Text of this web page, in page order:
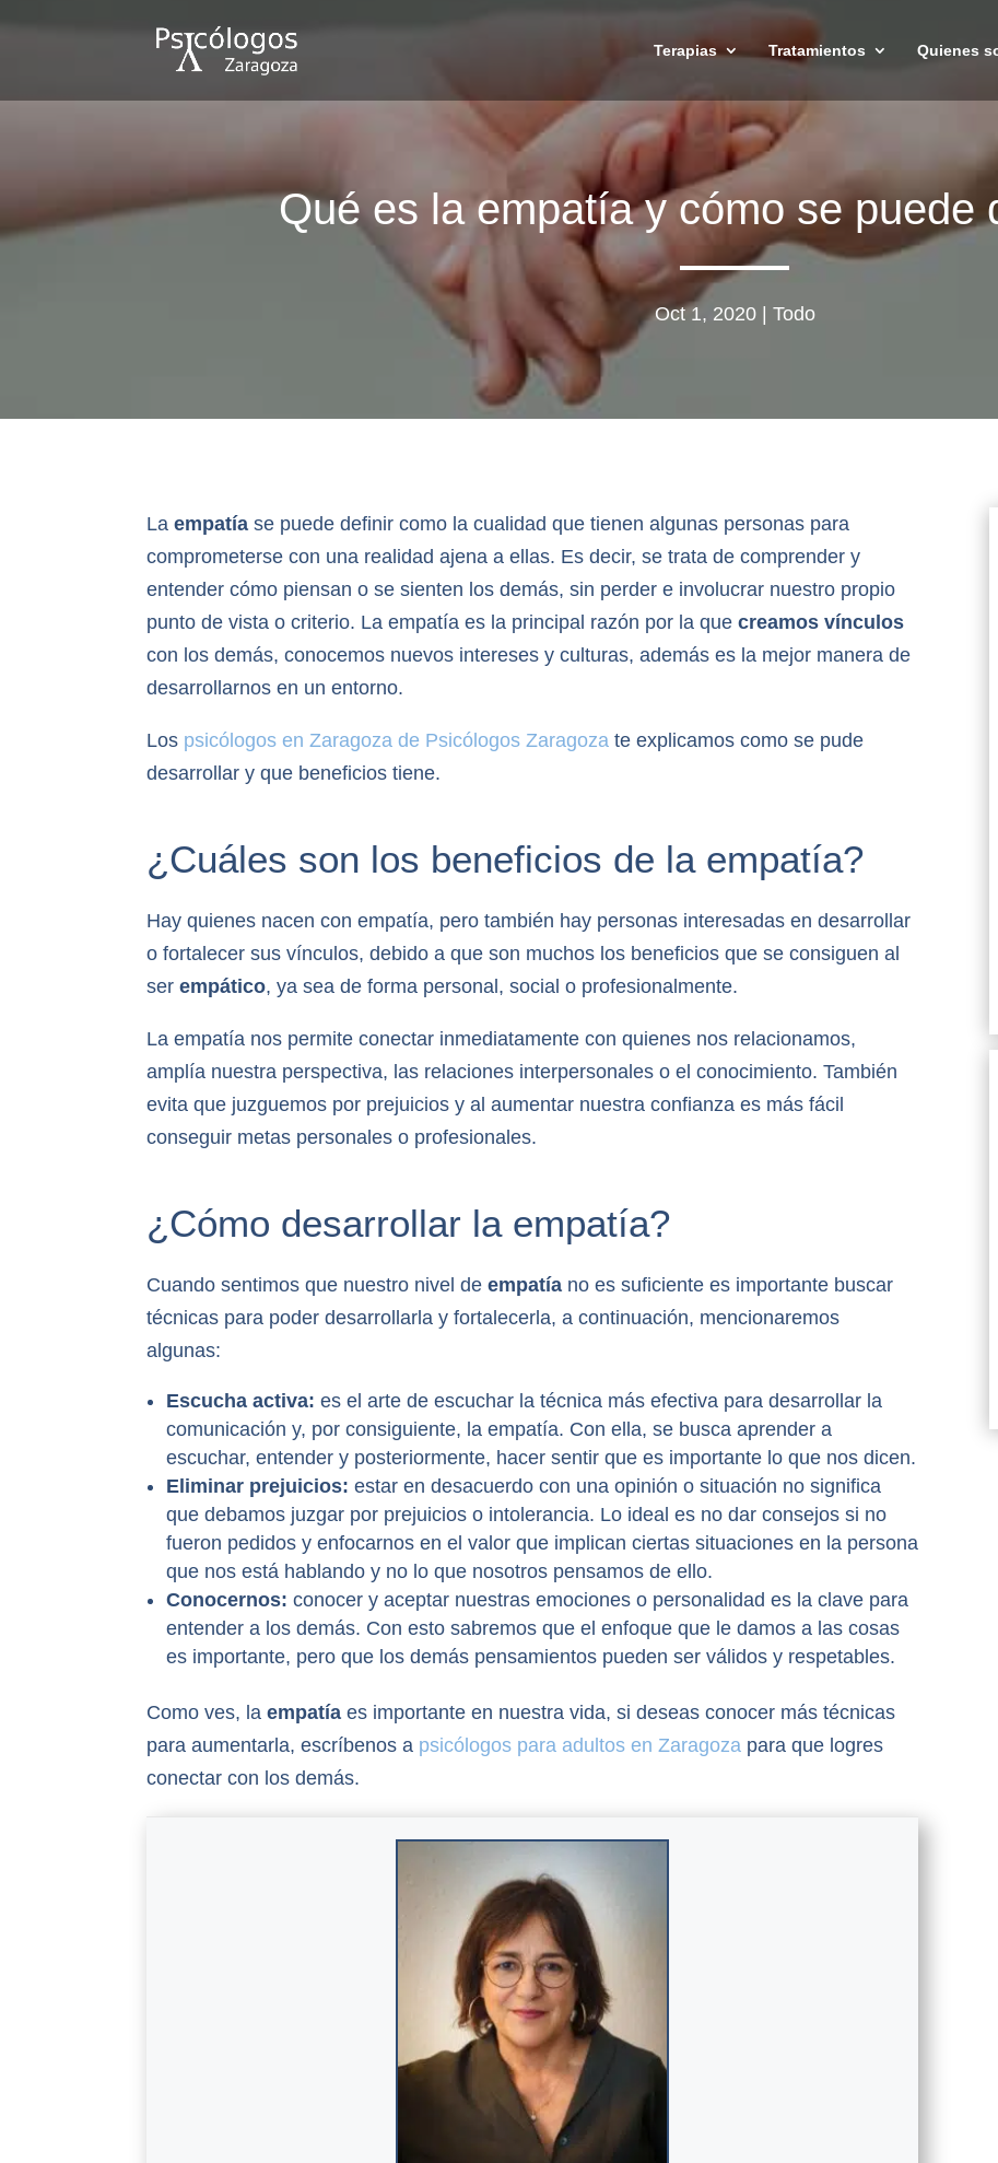
Terapias Tratamientos Quienes
Qué es la empatía y cómo se puede
Oct 1, 2020| Todo
Laempatíase puede definir como la cualidad que tienen algunas personas para
comprometerse con una realidad ajena a ellas. Es decir, se trata de comprender y
entender cómo piensan o se sienten los demás, sin perder e involucrar nuestro propio
punto de vista o criterio. La empatía es la principal razón por la que creamos vínculos
con los demás, conocemos nuevos intereses y culturas, además es la mejor manera de
desarrollarnos en un entorno.
Los psicólogos en Zaragoza de Psicólogos Zaragoza te explicamos como se pude
desarrollar y que beneficios tiene.
¿Cuáles son los beneficios de la empatía?
Hay quienes nacen con empatía, pero también hay personas interesadas en desarrollar
o fortalecer sus vínculos, debido a que son muchos los beneficios que se consiguen al
serempático, ya sea de forma personal, social o profesionalmente.
La empatía nos permite conectar inmediatamente con quienes nos relacionamos,
amplía nuestra perspectiva, las relaciones interpersonales o el conocimiento. También
evita que juzguemos por prejuicios y al aumentar nuestra confianza es más fácil
conseguir metas personales o profesionales.
¿Cómo desarrollar la empatía?
Cuando sentimos que nuestro nivel deempatía no es suficiente es importante buscar
técnicas para poder desarrollarla y fortalecerla, a continuación, mencionaremos
algunas:
Escucha activa:es el arte de escuchar la técnica más efectiva para desarrollar la
comunicación y, por consiguiente, la empatía. Con ella, se busca aprender a
escuchar, entender y posteriormente, hacer sentir que es importante lo que nos dicen.
Eliminar prejuicios: estar en desacuerdo con una opinión o situación no significa
que debamos juzgar por prejuicios o intolerancia. Lo ideal es no dar consejos si no
fueron pedidos y enfocarnos en el valor que implican ciertas situaciones en la persona
que nos está hablando y no lo que nosotros pensamos de ello.
Conocernos:conocer y aceptar nuestras emociones o personalidad es la clave para
entender a los demás. Con esto sabremos que el enfoque que le damos a las cosas
es importante, pero que los demás pensamientos pueden ser válidos y respetables.
Como ves, laempatíaes importante en nuestra vida, si deseas conocer más técnicas
para aumentarla, escríbenos a psicólogos para adultos en Zaragoza para que logres
conectar con los demás.